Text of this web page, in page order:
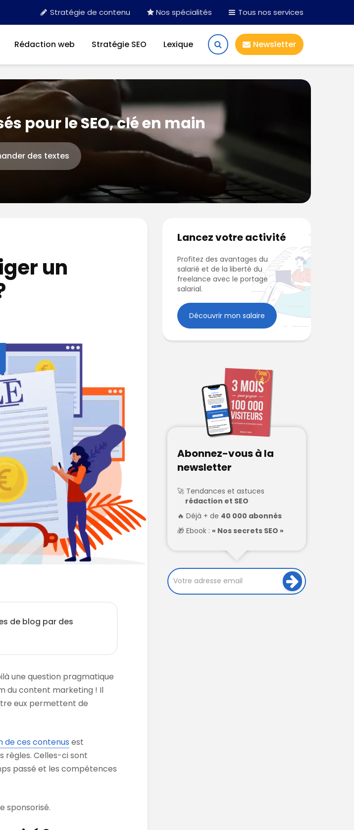
Stratégie de contenu Nos spécialités Tous nos services
Rédaction web Stratégie SEO Lexique Newsletter
pour le SEO, clé en main
des textes
un
de blog par des
une question pragmatique
du content marketing ! Il
eux permettent de
de ces contenus est
règles. Celles-ci sont
passé et les compétences
sponsorisé.
Lancez votre activité
Profitez des avantages du
salarié et de la liberté du
freelance avec le portage
salarial.
Découvrir mon salaire
Abonnez-vous à la
newsletter
Tendances et astuces
rédaction et SEO
Déjà + de 40 000 abonnés
Ebook : « Nos secrets SEO »